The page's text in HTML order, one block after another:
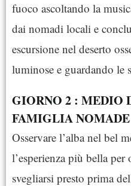
fuoco ascoltando la
dai nomadi locali e
escursione nel deserto
luminose e guardando le
GIORNO 2 : MEDIO
FAMIGLIA NOMADE
Osservare l’alba nel bel
l’esperienza più bella
svegliarsi presto prima